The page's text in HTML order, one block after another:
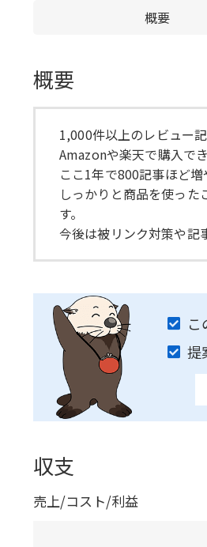
概要
概要
1,000件以上のレビュー
Amazonや楽天で購入で
ここ1年で800記事ほど
しっかりと商品を使っ
す。
今後は被リンク対策や記
こ
提
収支
売上/コスト/利益